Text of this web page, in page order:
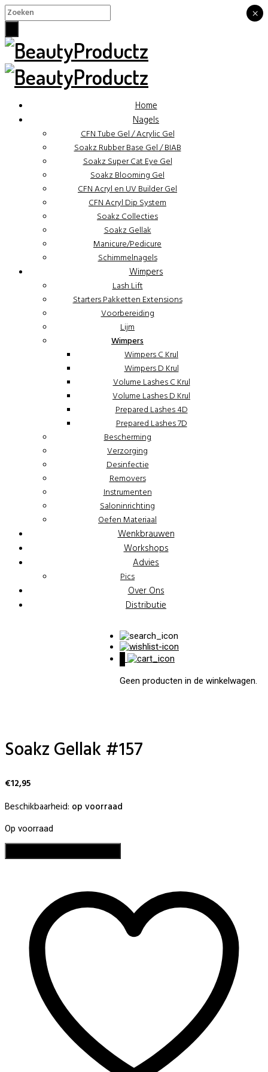
Home
Nagels
CFN Tube Gel / Acrylic Gel
Soakz Rubber Base Gel / BIAB
Soakz Super Cat Eye Gel
Soakz Blooming Gel
CFN Acryl en UV Builder Gel
CFN Acryl Dip System
Soakz Collecties
Soakz Gellak
Manicure/Pedicure
Schimmelnagels
Wimpers
Lash Lift
Starters Pakketten Extensions
Voorbereiding
Lijm
Wimpers
Wimpers C Krul
Wimpers D Krul
Volume Lashes C Krul
Volume Lashes D Krul
Prepared Lashes 4D
Prepared Lashes 7D
Bescherming
Verzorging
Desinfectie
Removers
Instrumenten
Saloninrichting
Oefen Materiaal
Wenkbrauwen
Workshops
Advies
Pics
Over Ons
Distributie
Geen producten in de winkelwagen.
Soakz Gellak #157
€12,95
Beschikbaarheid: op voorraad
Op voorraad
Soakz
Gellak
×